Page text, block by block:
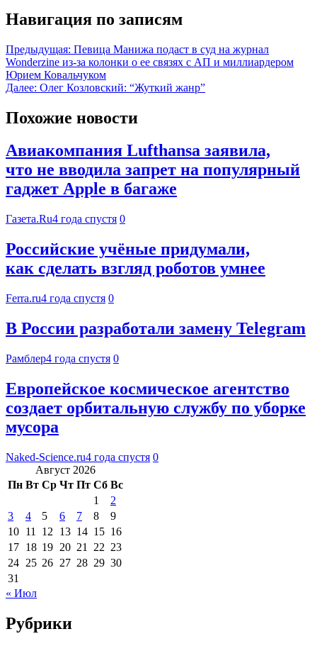
Навигация по записям
Предыдущая: Певица Манижа подаст в суд на журнал
Wonderzine из-за колонки о ее связях с АП и миллиардером
Юрием Ковальчуком
Далее: Олег Козловский: “Жуткий жанр”
Похожие новости
Авиакомпания Lufthansa заявила,
что не вводила запрет на популярный
гаджет Apple в багаже
Газета.Ru4 года спустя 0
Российские учёные придумали,
как сделать взгляд роботов умнее
Ferra.ru4 года спустя 0
В России разработали замену Telegram
Рамблер4 года спустя 0
Европейское космическое агентство
создает орбитальную службу по уборке
мусора
Naked-Science.ru4 года спустя 0
Август 2026
Пн Вт Ср Чт Пт Сб Вс
1
2
3
4 5 6 7 8
9
10 11 12 13 14 15 16
17 18 19 20 21 22 23
24 25 26 27 28 29 30
31
« Июл
Рубрики